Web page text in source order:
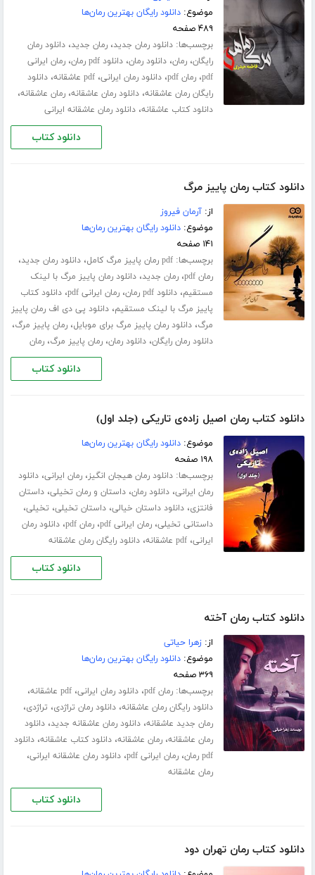
موضوع:دانلود رایگان بهترین رمان‌ها
۴۸۹ صفحه
برچسب‌ها:دانلود رمان جدید،رمان جدید،دانلود رمان
رایگان،رمان،دانلود رمان،دانلود pdf رمان ،رمان ایرانی
pdf،رمان pdf ،دانلود رمان ایرانی،pdf عاشقانه ،دانلود
رایگان رمان عاشقانه،دانلود رمان عاشقانه،رمان عاشقانه،
دانلود کتاب عاشقانه،دانلود رمان عاشقانه ایرانی
دانلود کتاب
دانلود کتاب رمان پاییز مرگ
از:آرمان فیروز
موضوع:دانلود رایگان بهترین رمان‌ها
۱۴۱ صفحه
برچسب‌ها:pdf رمان پاییز مرگ کامل ،دانلود رمان جدید،
رمان pdf ،رمان جدید،دانلود رمان پاییز مرگ با لینک
مستقیم،دانلود pdf رمان ،رمان ایرانی pdf ،دانلود کتاب
پاییز مرگ با لینک مستقیم،دانلود پی دی اف رمان پاییز
مرگ،دانلود رمان پاییز مرگ برای موبایل،رمان پاییز مرگ،
دانلود رمان رایگان،دانلود رمان،رمان پاییز مرگ،رمان
دانلود کتاب
دانلود کتاب رمان اصیل زاده‌ی تاریکی (جلد اول)
موضوع:دانلود رایگان بهترین رمان‌ها
۱۹۸ صفحه
برچسب‌ها:دانلود رمان هیجان انگیز،رمان ایرانی،دانلود
رمان ایرانی،دانلود رمان،داستان و رمان تخیلی،داستان
فانتزی،دانلود داستان خیالی،داستان تخیلی، تخیلی،
داستانی تخیلی،رمان ایرانی pdf ،رمان pdf ،دانلود رمان
ایرانی،pdf عاشقانه ،دانلود رایگان رمان عاشقانه
دانلود کتاب
دانلود کتاب رمان آخته
از:زهرا حیاتی
موضوع:دانلود رایگان بهترین رمان‌ها
۳۶۹ صفحه
برچسب‌ها:رمان pdf ،دانلود رمان ایرانی،pdf عاشقانه ،
دانلود رایگان رمان عاشقانه،دانلود رمان تراژدی، تراژدی،
رمان جدید عاشقانه،دانلود رمان عاشقانه جدید،دانلود
رمان عاشقانه،رمان عاشقانه،دانلود کتاب عاشقانه،دانلود
pdf رمان
،رمان ایرانی pdf ،دانلود رمان عاشقانه ایرانی،
رمان عاشقانه
دانلود کتاب
دانلود کتاب رمان تهران دود